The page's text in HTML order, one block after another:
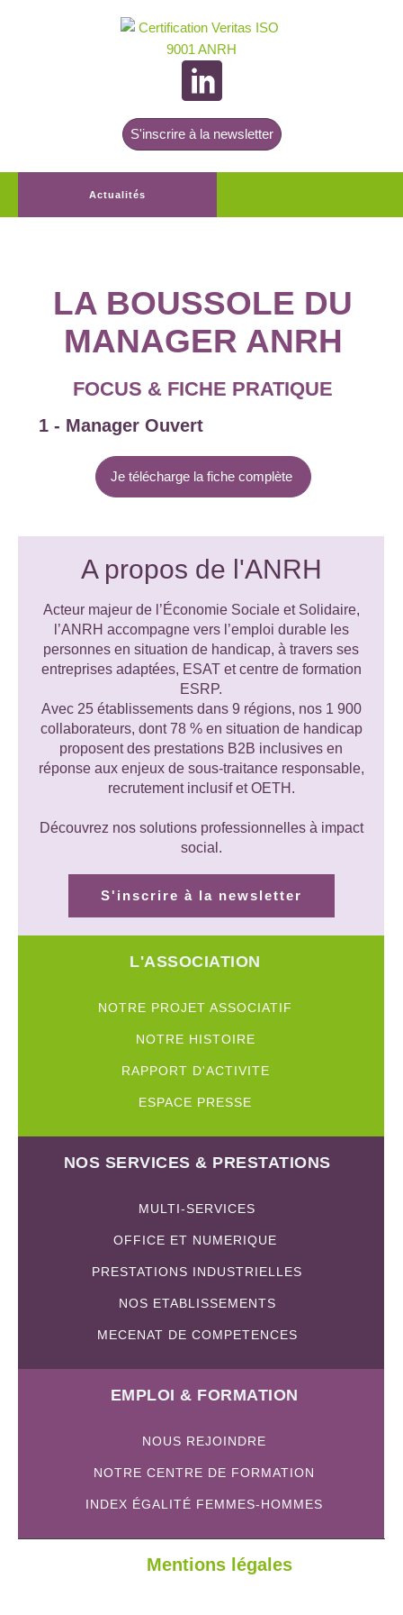
S'inscrire à la newsletter
Actualités
LA BOUSSOLE DU
MANAGER ANRH
FOCUS & FICHE PRATIQUE
1 - Manager Ouvert
Je télécharge la fiche complète
A propos de l'ANRH
Acteur majeur de l’Économie Sociale et Solidaire,
l’ANRH accompagne vers l’emploi durable les
personnes en situation de handicap, à travers ses
entreprises adaptées, ESAT et centre de formation
ESRP.
Avec 25 établissements dans 9 régions, nos 1 900
collaborateurs, dont 78 % en situation de handicap
proposent des prestations B2B inclusives en
réponse aux enjeux de sous-traitance responsable,
recrutement inclusif et OETH.
Découvrez nos solutions professionnelles à impact
social.
S'inscrire à la newsletter
L'ASSOCIATION
NOTRE PROJET ASSOCIATIF
NOTRE HISTOIRE
RAPPORT D'ACTIVITE
ESPACE PRESSE
NOS SERVICES & PRESTATIONS
MULTI-SERVICES
OFFICE ET NUMERIQUE
PRESTATIONS INDUSTRIELLES
NOS ETABLISSEMENTS
MECENAT DE COMPETENCES
EMPLOI & FORMATION
NOUS REJOINDRE
NOTRE CENTRE DE FORMATION
INDEX ÉGALITÉ FEMMES-HOMMES
Mentions légales